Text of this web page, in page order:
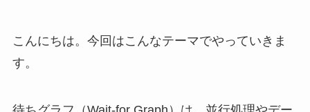
こんにちは。今回はこんなテーマでやっていきま
す。